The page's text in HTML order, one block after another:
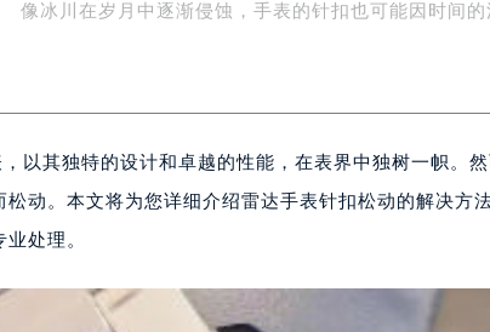
像冰川在岁月中逐渐侵蚀，手表的针扣也可能因时间
以其独特的设计和卓越的性能，在表界中独树一帜。
动。本文将为您详细介绍雷达手表针扣松动的解决方
处理。